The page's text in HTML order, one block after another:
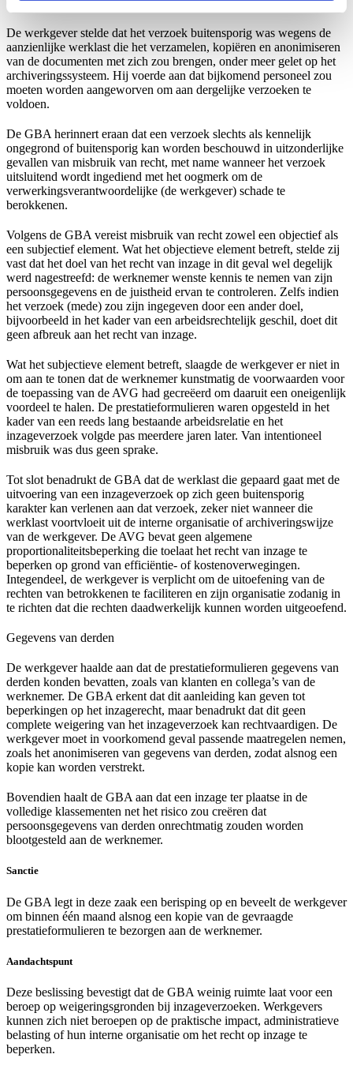
Geen kennelijk ongegrond of buitensporig verzoek
De werkgever stelde dat het verzoek buitensporig was wegens de
aanzienlijke werklast die het verzamelen, kopiëren en anonimiseren
van de documenten met zich zou brengen, onder meer gelet op het
archiveringssysteem. Hij voerde aan dat bijkomend personeel zou
moeten worden aangeworven om aan dergelijke verzoeken te
voldoen.
De GBA herinnert eraan dat een verzoek slechts als kennelijk
ongegrond of buitensporig kan worden beschouwd in uitzonderlijke
gevallen van misbruik van recht, met name wanneer het verzoek
uitsluitend wordt ingediend met het oogmerk om de
verwerkingsverantwoordelijke (de werkgever) schade te
berokkenen.
Volgens de GBA vereist misbruik van recht zowel een objectief als
een subjectief element. Wat het objectieve element betreft, stelde zij
vast dat het doel van het recht van inzage in dit geval wel degelijk
werd nagestreefd: de werknemer wenste kennis te nemen van zijn
persoonsgegevens en de juistheid ervan te controleren. Zelfs indien
het verzoek (mede) zou zijn ingegeven door een ander doel,
bijvoorbeeld in het kader van een arbeidsrechtelijk geschil, doet dit
geen afbreuk aan het recht van inzage.
Wat het subjectieve element betreft, slaagde de werkgever er niet in
om aan te tonen dat de werknemer kunstmatig de voorwaarden voor
de toepassing van de AVG had gecreëerd om daaruit een oneigenlijk
voordeel te halen. De prestatieformulieren waren opgesteld in het
kader van een reeds lang bestaande arbeidsrelatie en het
inzageverzoek volgde pas meerdere jaren later. Van intentioneel
misbruik was dus geen sprake.
Tot slot benadrukt de GBA dat de werklast die gepaard gaat met de
uitvoering van een inzageverzoek op zich geen buitensporig
karakter kan verlenen aan dat verzoek, zeker niet wanneer die
werklast voortvloeit uit de interne organisatie of archiveringswijze
van de werkgever. De AVG bevat geen algemene
proportionaliteitsbeperking die toelaat het recht van inzage te
beperken op grond van efficiëntie‑ of kostenoverwegingen.
Integendeel, de werkgever is verplicht om de uitoefening van de
rechten van betrokkenen te faciliteren en zijn organisatie zodanig in
te richten dat die rechten daadwerkelijk kunnen worden uitgeoefend.
Gegevens van derden
De werkgever haalde aan dat de prestatieformulieren gegevens van
derden konden bevatten, zoals van klanten en collega’s van de
werknemer. De GBA erkent dat dit aanleiding kan geven tot
beperkingen op het inzagerecht, maar benadrukt dat dit geen
complete weigering van het inzageverzoek kan rechtvaardigen. De
werkgever moet in voorkomend geval passende maatregelen nemen,
zoals het anonimiseren van gegevens van derden, zodat alsnog een
kopie kan worden verstrekt.
Bovendien haalt de GBA aan dat een inzage ter plaatse in de
volledige klassementen net het risico zou creëren dat
persoonsgegevens van derden onrechtmatig zouden worden
blootgesteld aan de werknemer.
Sanctie
De GBA legt in deze zaak een berisping op en beveelt de werkgever
om binnen één maand alsnog een kopie van de gevraagde
prestatieformulieren te bezorgen aan de werknemer.
Aandachtspunt
Deze beslissing bevestigt dat de GBA weinig ruimte laat voor een
beroep op weigeringsgronden bij inzageverzoeken. Werkgevers
kunnen zich niet beroepen op de praktische impact, administratieve
belasting of hun interne organisatie om het recht op inzage te
beperken.